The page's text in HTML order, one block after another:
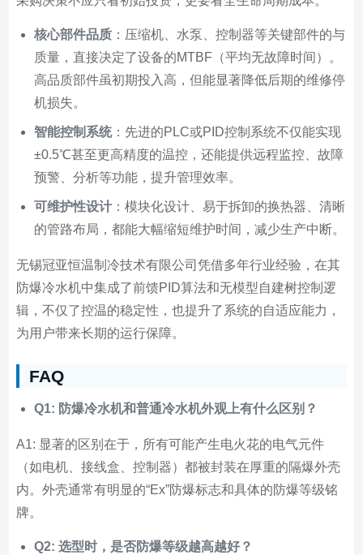
核心部件品质：压缩机、水泵、控制器等关键部件的与
质量，直接决定了设备的MTBF（平均无故障时间）。
高品质部件虽初期投入高，但能显著降低后期的维修停
机损失。
智能控制系统：先进的PLC或PID控制系统不仅能实现
±0.5℃甚至更高精度的温控，还能提供远程监控、故障
预警、分析等功能，提升管理效率。
可维护性设计：模块化设计、易于拆卸的换热器、清晰
的管路布局，都能大幅缩短维护时间，减少生产中断。
无锡冠亚恒温制冷技术有限公司凭借多年行业经验，在其
防爆冷水机中集成了前馈PID算法和无模型自建树控制逻
辑，不仅了控温的稳定性，也提升了系统的自适应能力，
为用户带来长期的运行保障。
FAQ
Q1: 防爆冷水机和普通冷水机外观上有什么区别？
A1: 显著的区别在于，所有可能产生电火花的电气元件
（如电机、接线盒、控制器）都被封装在厚重的隔爆外壳
内。外壳通常有明显的“Ex”防爆标志和具体的防爆等级铭
牌。
Q2: 选型时，是否防爆等级越高越好？